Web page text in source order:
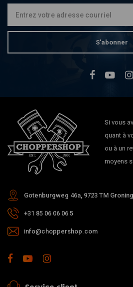
S'abonner
Si vous
quant à
ou à un
moyens
Gotenburgweg 46a, 9723 TM
+31 85 06 06 06 5
info@choppershop.com